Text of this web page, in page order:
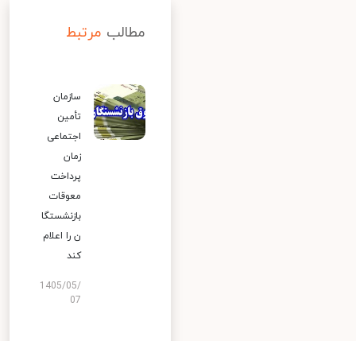
مطالب مرتبط
سازمان
تأمین
اجتماعی
زمان
پرداخت
معوقات
بازنشستگا
ن را اعلام
کند
1405/05/
07